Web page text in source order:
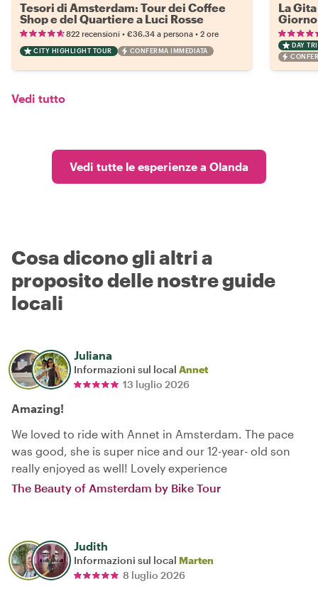
Tesori di Amsterdam: Tour dei Coffee
Shop e del Quartiere a Luci Rosse
822 recensioni • €36.34 a persona • 2 ore
CITY HIGHLIGHT TOUR CONFERMA IMMEDIATA
La
Giorno
DAY
Vedi tutto
Vedi tutte le esperienze a Olanda
Cosa dicono gli altri a
proposito delle nostre guide
locali
Juliana
Informazioni sul local Annet
13 luglio 2026
Amazing!
We loved to ride with Annet in Amsterdam. The pace
was good, she is super nice and our 12-year- old son
really enjoyed as well! Lovely experience
The Beauty of Amsterdam by Bike Tour
Judith
Informazioni sul local Marten
8 luglio 2026